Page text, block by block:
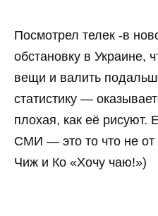
Посмотрел телек -в
обстановку в Украине,
вещи и валить
статистику —
плохая, как её рисуют.
СМИ — это то что не от
Чиж и Ко «Хочу чаю!»)